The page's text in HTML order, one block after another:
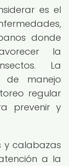
es el
donde
la
La
de manejo
regular
prevenir y
y calabazas
a la